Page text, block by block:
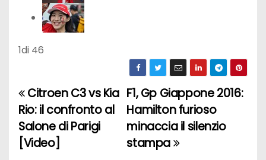
1di 46
N
a
v
F1, Gp Giappone 2016:
Hamilton furioso
minaccia il silenzio
stampa
Citroen C3 vs Kia
Rio: il confronto al
Salone di Parigi
[Video]